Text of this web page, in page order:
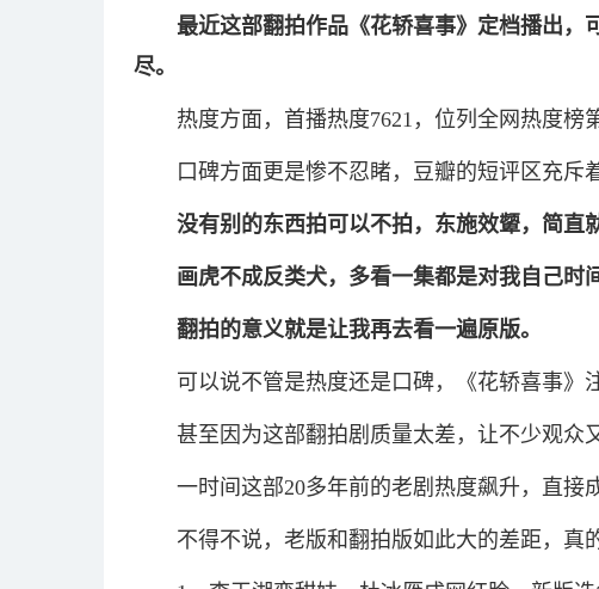
最近这部翻拍作品《花轿喜事》定档播出，
尽。
热度方面，首播热度7621，位列全网热度榜
口碑方面更是惨不忍睹，豆瓣的短评区充斥
没有别的东西拍可以不拍，东施效颦，简直
画虎不成反类犬，多看一集都是对我自己时
翻拍的意义就是让我再去看一遍原版。
可以说不管是热度还是口碑，《花轿喜事》
甚至因为这部翻拍剧质量太差，让不少观众
一时间这部20多年前的老剧热度飙升，直接
不得不说，老版和翻拍版如此大的差距，真